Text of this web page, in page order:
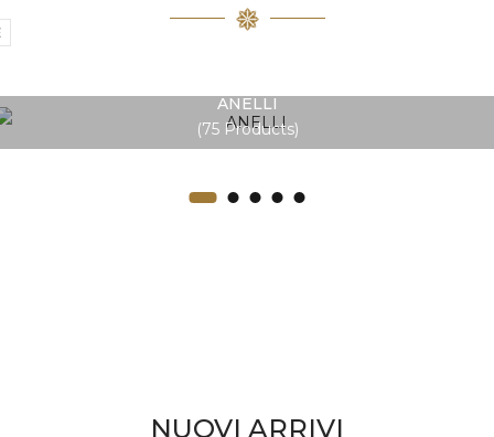
ANELLI
75 Products
NUOVI ARRIVI